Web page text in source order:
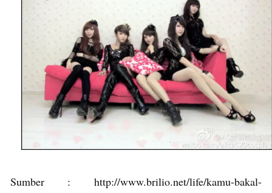
Sumber : http://www.brilio.net/life/kamu-bakal-